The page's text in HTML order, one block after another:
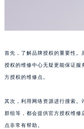
首先，了解品牌授权的重要性。
授权的维修中心无疑更能保证服
方授权的维修点。
其次，利用网络资源进行搜索。
群组等，都会提供官方授权维修
点非常有帮助。